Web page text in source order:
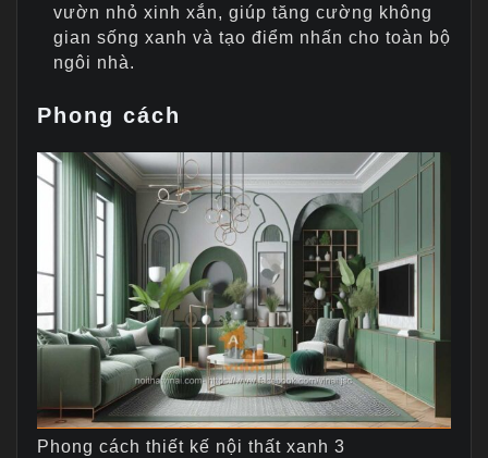
vườn nhỏ xinh xắn, giúp tăng cường không
gian sống xanh và tạo điểm nhấn cho toàn bộ
ngôi nhà.
Phong cách
Phong cách thiết kế nội thất xanh 3